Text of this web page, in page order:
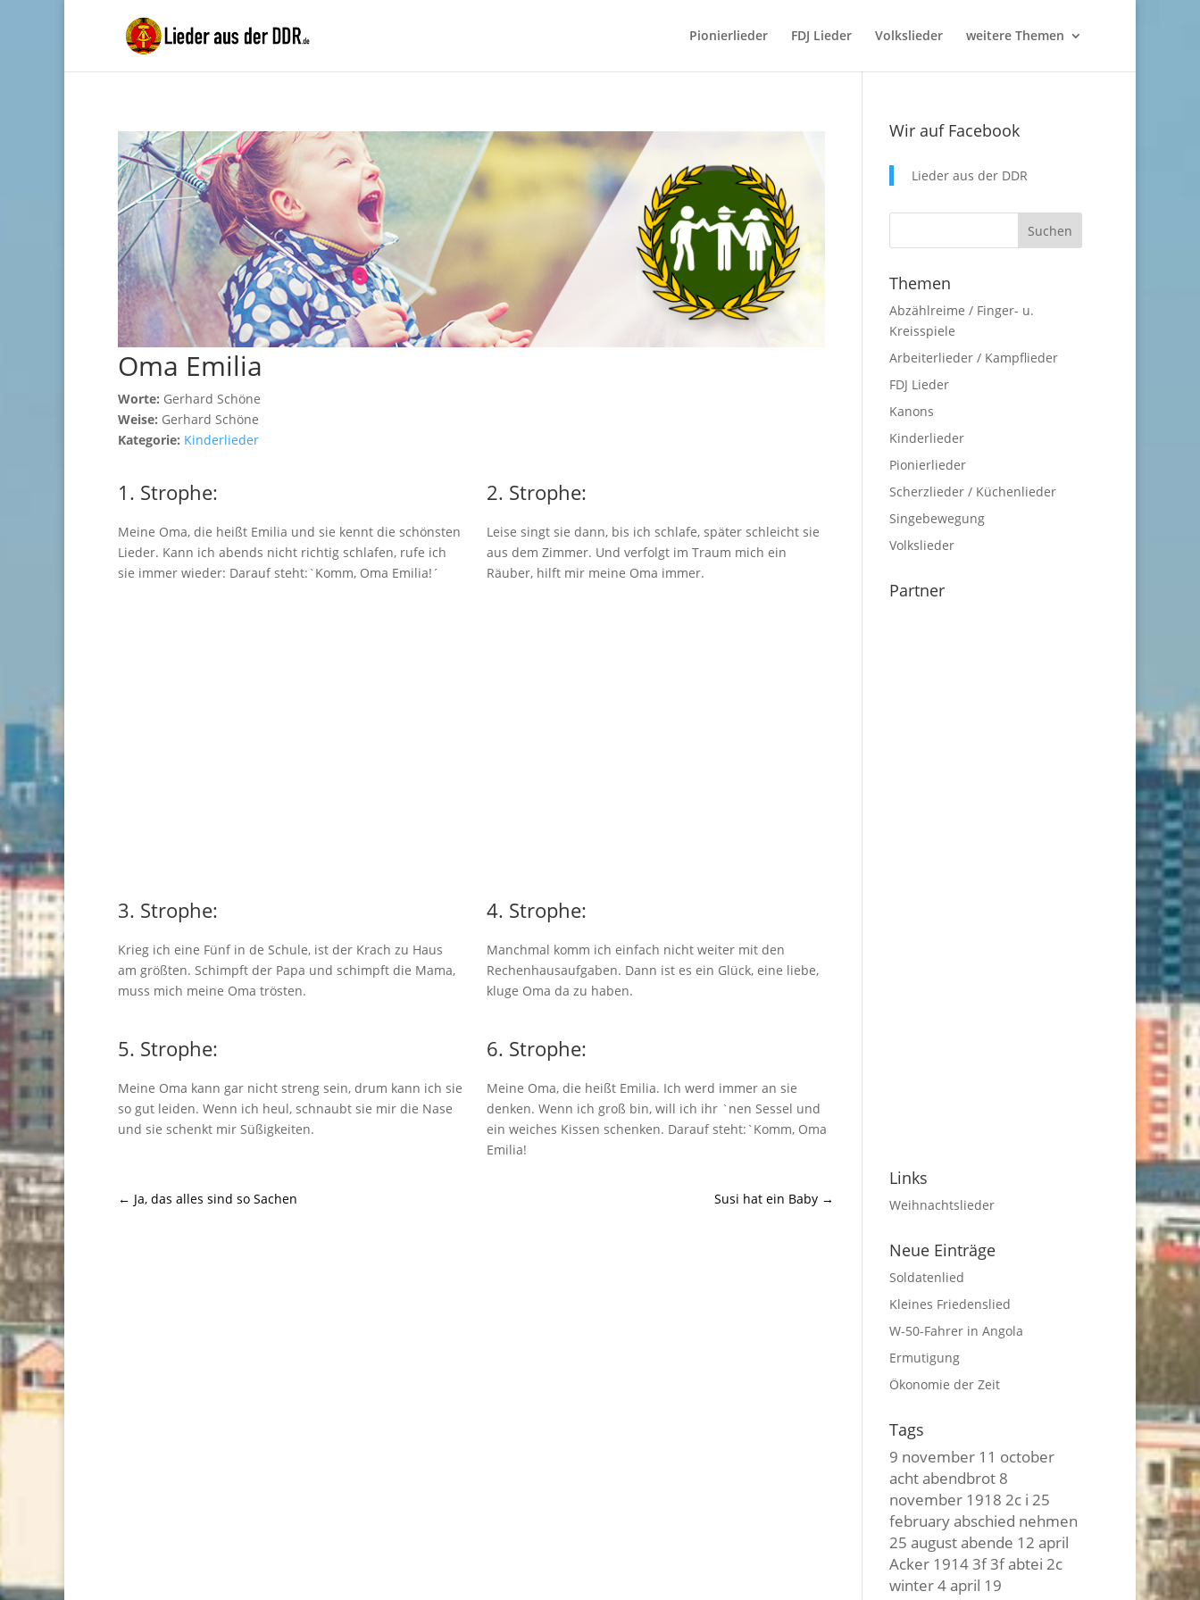
Pionierlieder FDJ Lieder Volkslieder weitere Themen
Oma Emilia
Worte: Gerhard Schöne
Weise: Gerhard Schöne
Kategorie: Kinderlieder
1. Strophe:
Meine Oma, die heißt Emilia und sie kennt die schönsten
Lieder. Kann ich abends nicht richtig schlafen, rufe ich
sie immer wieder: Darauf steht:`Komm, Oma Emilia!´
2. Strophe:
Leise singt sie dann, bis ich schlafe, später schleicht sie
aus dem Zimmer. Und verfolgt im Traum mich ein
Räuber, hilft mir meine Oma immer.
3. Strophe:
Krieg ich eine Fünf in de Schule, ist der Krach zu Haus
am größten. Schimpft der Papa und schimpft die Mama,
muss mich meine Oma trösten.
4. Strophe:
Manchmal komm ich einfach nicht weiter mit den
Rechenhausaufgaben. Dann ist es ein Glück, eine liebe,
kluge Oma da zu haben.
5. Strophe:
Meine Oma kann gar nicht streng sein, drum kann ich sie
so gut leiden. Wenn ich heul, schnaubt sie mir die Nase
und sie schenkt mir Süßigkeiten.
6. Strophe:
Meine Oma, die heißt Emilia. Ich werd immer an sie
denken. Wenn ich groß bin, will ich ihr `nen Sessel und
ein weiches Kissen schenken. Darauf steht:`Komm, Oma
Emilia!
← Ja, das alles sind so Sachen Susi hat ein Baby→
Wir auf Facebook
Lieder aus der DDR
Themen
Abzählreime / Finger- u.
Kreisspiele
Arbeiterlieder / Kampflieder
FDJ Lieder
Kanons
Kinderlieder
Pionierlieder
Scherzlieder / Küchenlieder
Singebewegung
Volkslieder
Partner
Links
Weihnachtslieder
Neue Einträge
Soldatenlied
Kleines Friedenslied
W-50-Fahrer in Angola
Ermutigung
Ökonomie der Zeit
Tags
9 november 11 october
achtabendbrot 8
november 1918 2c i 25
februaryabschied nehmen
25 augustabende 12 april
Acker 19143f 3fabtei 2c
winter4 april 19